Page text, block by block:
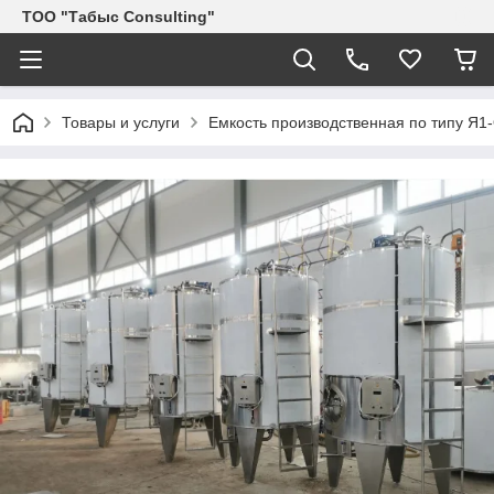
ТОО "Табыс Consulting"
Товары и услуги Емкость производственная по типу